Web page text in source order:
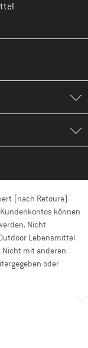
(nach Retoure)
können
Nicht
Lebensmittel
Nicht mit anderen
oder